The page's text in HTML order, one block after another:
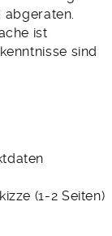
abgeraten.
ist
sind
(1-2 Seiten)